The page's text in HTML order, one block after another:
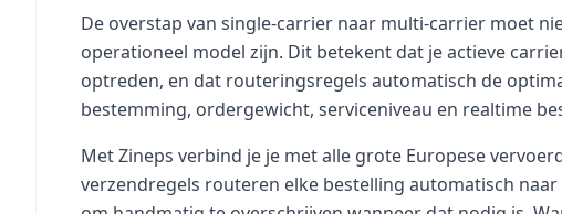
De overstap van single-carrier naar multi-carrier moet
operationeel model zijn. Dit betekent dat je actieve
optreden, en dat routeringsregels automatisch de
bestemming, ordergewicht, serviceniveau en realtime
Met Zineps verbind je je met alle grote Europese
verzendregels routeren elke bestelling automatisch